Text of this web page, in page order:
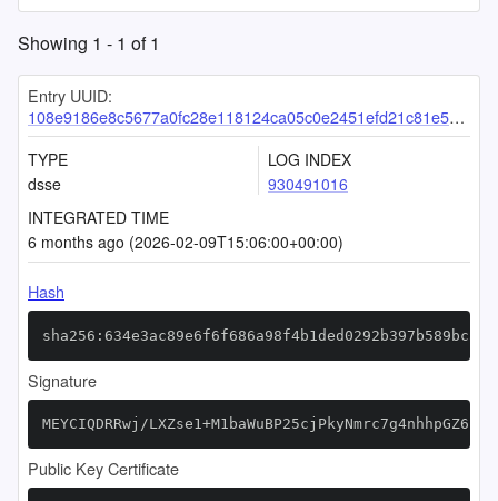
Showing 1 - 1 of1
Entry UUID:
108e9186e8c5677a0fc28e118124ca05c0e2451efd21c81e5a7fd023883ac3a1879f10c78950cf47
TYPE
dsse
LOG INDEX
930491016
INTEGRATED TIME
6 months ago (2026-02-09T15:06:00+00:00)
Hash
Signature
MEYCIQDRRwj/
Public Key Certificate